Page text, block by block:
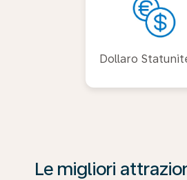
Dollaro
Le migliori